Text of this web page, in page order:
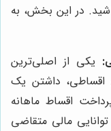
در این بخش، به
یکی از اصلی‌ترین
اقساطی، داشتن یک
اقساط ماهانه
مالی متقاضی